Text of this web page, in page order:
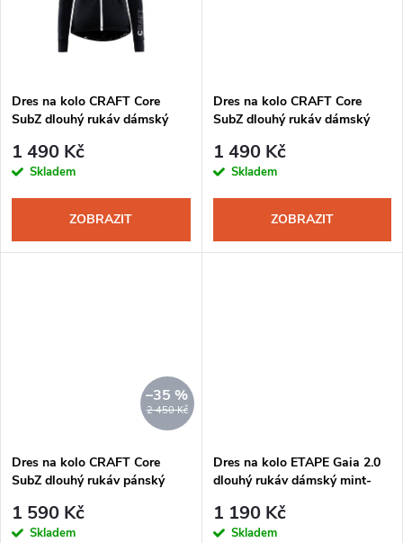
Dres na kolo CRAFT Core
SubZ dlouhý rukáv dámský
1 490 Kč
Skladem
ZOBRAZIT
Dres na kolo CRAFT Core
SubZ dlouhý rukáv dámský
1 490 Kč
Skladem
ZOBRAZIT
2 450 Kč
–35 %
Dres na kolo CRAFT Core
SubZ dlouhý rukáv pánský
1 590 Kč
Skladem
Dres na kolo ETAPE Gaia 2.0
dlouhý rukáv dámský mint-
1 190 Kč
Skladem